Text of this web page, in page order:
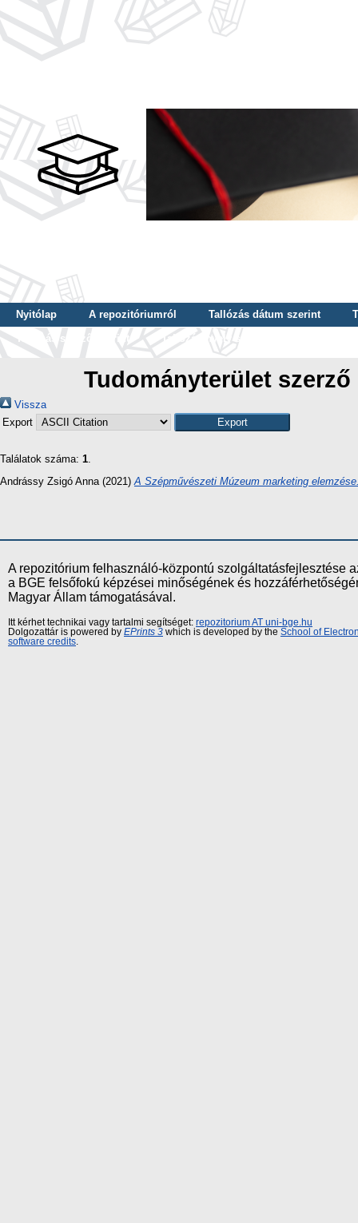
Nyitólap A repozitóriumról Tallózás dátum szerint
Tallózás szerző szerint
Tallózás nyelv szerint
Tudományterület
Vissza
Export
Találatok száma: 1.
Andrássy Zsigó Anna (2021) A Szépművészeti Múzeum marketing
A repozitórium felhasználó-központú szolgáltatásfejlesztése
a BGE felsőfokú képzései minőségének és
Magyar Állam támogatásával.
Itt kérhet technikai vagy tartalmi segítséget: repozitorium AT uni-bge.hu
Dolgozattár is powered by EPrints 3 which is developed by the School of
software credits